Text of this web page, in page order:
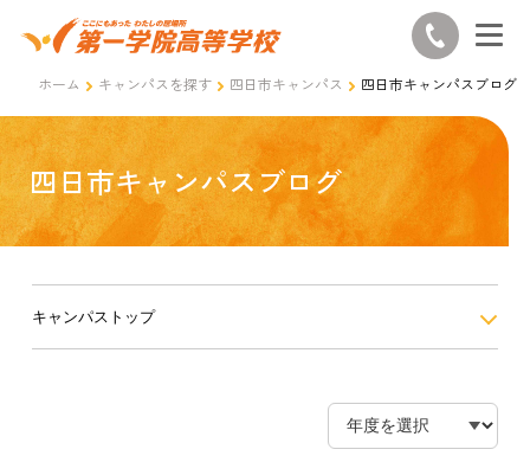
ホーム キャンパスを探す 四日市キャンパス 四日市キャンパスブログ
四日市キャンパスブログ
キャンパストップ